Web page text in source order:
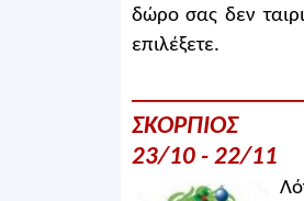
δώρο σας δεν
επιλέξετε.
ΣΚΟΡΠΙΟΣ
23/10 - 22/11